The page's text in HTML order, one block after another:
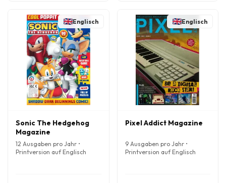
Englisch
Sonic The Hedgehog
Magazine
12 Ausgaben pro Jahr •
Printversion auf Englisch
Englisch
Pixel Addict Magazine
9 Ausgaben pro Jahr •
Printversion auf Englisch